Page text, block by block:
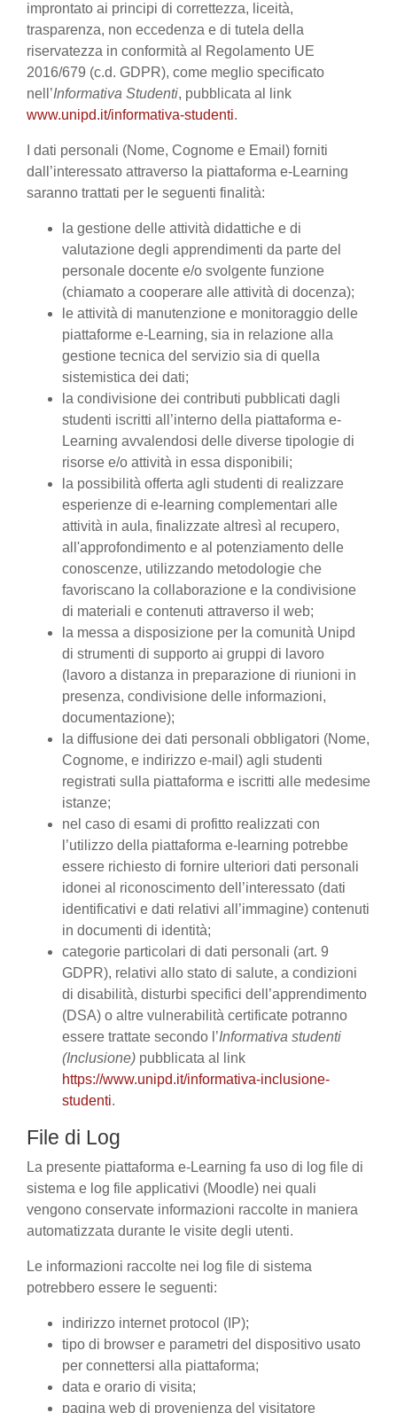
improntato ai principi di correttezza, liceità,
trasparenza, non eccedenza e di tutela della
riservatezza in conformità al Regolamento UE
2016/679 (c.d. GDPR), come meglio specificato
nell’Informativa Studenti, pubblicata al link
www.unipd.it/informativa-studenti.
I dati personali (Nome, Cognome e Email) forniti
dall’interessato attraverso la piattaforma e-Learning
saranno trattati per le seguenti finalità:
la gestione delle attività didattiche e di
valutazione degli apprendimenti da parte del
personale docente e/o svolgente funzione
(chiamato a cooperare alle attività di docenza);
le attività di manutenzione e monitoraggio delle
piattaforme e-Learning, sia in relazione alla
gestione tecnica del servizio sia di quella
sistemistica dei dati;
la condivisione dei contributi pubblicati dagli
studenti iscritti all’interno della piattaforma e-
Learning avvalendosi delle diverse tipologie di
risorse e/o attività in essa disponibili;
la possibilità offerta agli studenti di realizzare
esperienze di e-learning complementari alle
attività in aula, finalizzate altresì al recupero,
all'approfondimento e al potenziamento delle
conoscenze, utilizzando metodologie che
favoriscano la collaborazione e la condivisione
di materiali e contenuti attraverso il web;
la messa a disposizione per la comunità Unipd
di strumenti di supporto ai gruppi di lavoro
(lavoro a distanza in preparazione di riunioni in
presenza, condivisione delle informazioni,
documentazione);
la diffusione dei dati personali obbligatori (Nome,
Cognome, e indirizzo e-mail) agli studenti
registrati sulla piattaforma e iscritti alle medesime
istanze;
nel caso di esami di profitto realizzati con
l’utilizzo della piattaforma e-learning potrebbe
essere richiesto di fornire ulteriori dati personali
idonei al riconoscimento dell’interessato (dati
identificativi e dati relativi all’immagine) contenuti
in documenti di identità;
categorie particolari di dati personali (art. 9
GDPR), relativi allo stato di salute, a condizioni
di disabilità, disturbi specifici dell’apprendimento
(DSA) o altre vulnerabilità certificate potranno
essere trattate secondo l’Informativa studenti
(Inclusione) pubblicata al link
https://www.unipd.it/informativa-inclusione-
studenti.
File di Log
La presente piattaforma e-Learning fa uso di log file di
sistema e log file applicativi (Moodle) nei quali
vengono conservate informazioni raccolte in maniera
automatizzata durante le visite degli utenti.
Le informazioni raccolte nei log file di sistema
potrebbero essere le seguenti:
indirizzo internet protocol (IP);
tipo di browser e parametri del dispositivo usato
per connettersi alla piattaforma;
data e orario di visita;
pagina web di provenienza del visitatore